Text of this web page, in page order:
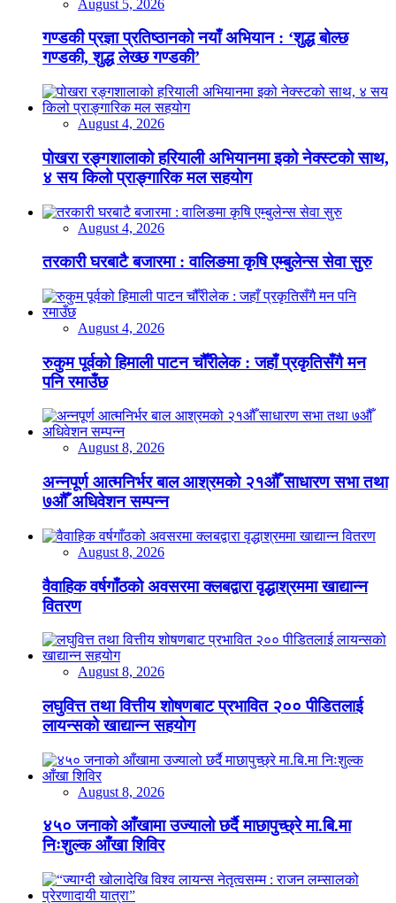
August 5, 2026
गण्डकी प्रज्ञा प्रतिष्ठानको नयाँ अभियान : ‘शुद्ध बोल्छ
गण्डकी, शुद्ध लेख्छ गण्डकी’
August 4, 2026
पोखरा रङ्गशालाको हरियाली अभियानमा इको नेक्स्टको साथ,
४ सय किलो प्राङ्गारिक मल सहयोग
August 4, 2026
तरकारी घरबाटै बजारमा : वालिङमा कृषि एम्बुलेन्स सेवा सुरु
August 4, 2026
रुकुम पूर्वको हिमाली पाटन चौँरीलेक : जहाँ प्रकृतिसँगै मन
पनि रमाउँछ
August 8, 2026
अन्नपूर्ण आत्मनिर्भर बाल आश्रमको २१औँ साधारण सभा तथा
७औँ अधिवेशन सम्पन्न
August 8, 2026
वैवाहिक वर्षगाँठको अवसरमा क्लबद्वारा वृद्धाश्रममा खाद्यान्न
वितरण
August 8, 2026
लघुवित्त तथा वित्तीय शोषणबाट प्रभावित २०० पीडितलाई
लायन्सको खाद्यान्न सहयोग
August 8, 2026
४५० जनाको आँखामा उज्यालो छर्दै माछापुच्छ्रे मा.बि.मा
निःशुल्क आँखा शिविर